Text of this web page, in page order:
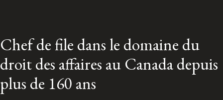
Chef de file dans le domaine du
droit des affaires au Canada depuis
plus de 160 ans